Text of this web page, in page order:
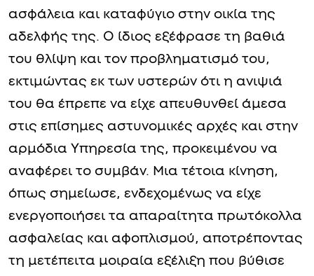
ασφάλεια και καταφύγιο στην οικία της
αδελφής της. Ο ίδιος εξέφρασε τη βαθιά
του θλίψη και τον προβληματισμό του,
εκτιμώντας εκ των υστερών ότι η ανιψιά
του θα έπρεπε να είχε απευθυνθεί άμεσα
στις επίσημες αστυνομικές αρχές και στην
αρμόδια Υπηρεσία της, προκειμένου να
αναφέρει το συμβάν. Μια τέτοια κίνηση,
όπως σημείωσε, ενδεχομένως να είχε
ενεργοποιήσει τα απαραίτητα πρωτόκολλα
ασφαλείας και αφοπλισμού, αποτρέποντας
τη μετέπειτα μοιραία εξέλιξη που βύθισε